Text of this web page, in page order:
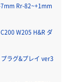
Rr-82~+1mm
W205 H&R ダ
ラグ&プレイ ver3